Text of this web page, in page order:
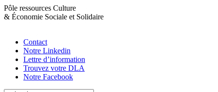
Pôle ressources Culture
& Économie Sociale et Solidaire
Contact
Notre Linkedin
Lettre d’information
Trouvez votre DLA
Notre Facebook